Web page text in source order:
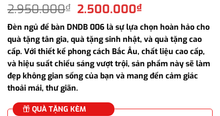
2.950.000₫ Giá
gốc
là:
2.950.000₫.
2.500.000₫Giá
hiện
tại
là:
2.500.000₫.
Đèn ngủ để bàn DNDB 006 là sự lựa chọn hoàn hảo cho
quà tặng tân gia, quà tặng sinh nhật, và quà tặng cao
cấp. Với thiết kế phong cách Bắc Âu, chất liệu cao cấp,
và hiệu suất chiếu sáng vượt trội, sản phẩm này sẽ làm
đẹp không gian sống của bạn và mang đến cảm giác
thoải mái, thư giãn.
QUÀ TẶNG KÈM